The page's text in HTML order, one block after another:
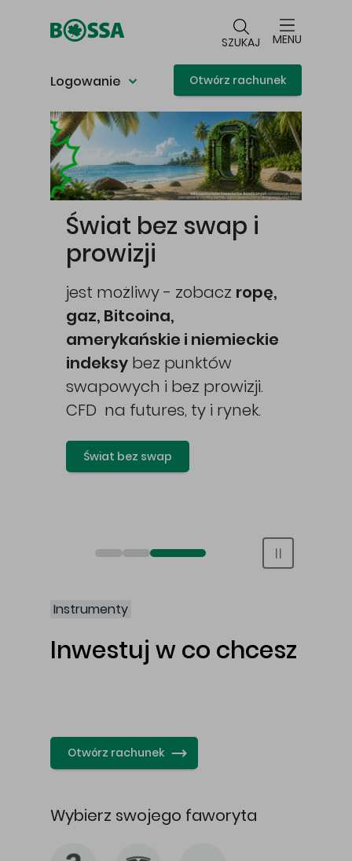
SZUKAJ MENU
Logowanie Otwórz rachunek
Główna treść
Świat bez swap i
prowizji
jest możliwy - zobacz ropę,
gaz, Bitcoina,
amerykańskie i niemieckie
indeksy bez punktów
swapowych i bez prowizji.
CFD na futures, ty i rynek.
Świat bez swap
Otwórz rachunek maklerski online
Otwórz konto IKE/IKZE
Świat bez swap i prowizji
Instrumenty
Inwestuj w co chcesz
Otwórz rachunek
Wybierz swojego faworyta